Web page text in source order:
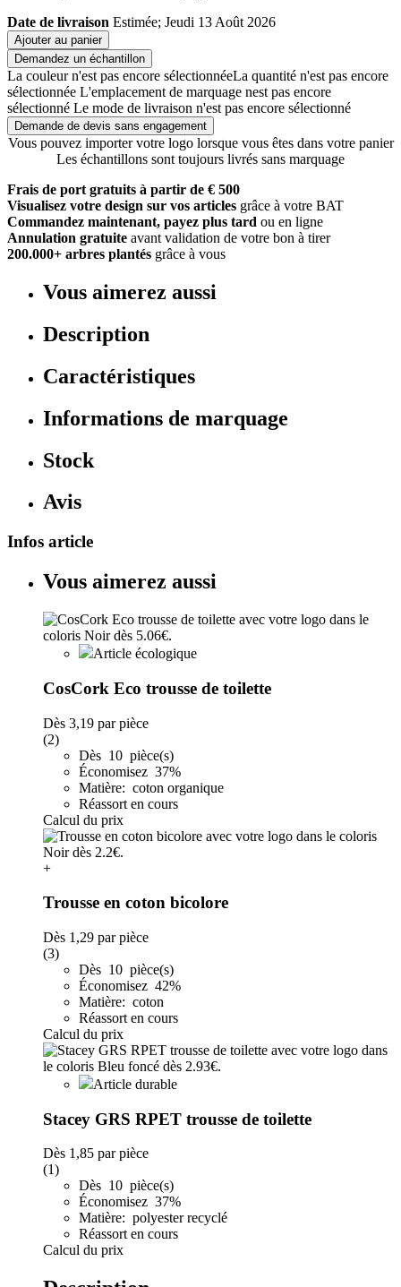
Date de livraison Estimée; Jeudi 13 Août 2026
Ajouter au panier
Demandez un échantillon
La couleur n'est pas encore sélectionnéeLa quantité n'est pas encore
sélectionnée L'emplacement de marquage nest pas encore
sélectionné Le mode de livraison n'est pas encore sélectionné
Demande de devis sans engagement
Vous pouvez importer votre logo lorsque vous êtes dans votre panier
Les échantillons sont toujours livrés sans marquage
Frais de port gratuits à partir de € 500
Visualisez votre design sur vos articles grâce à votre BAT
Commandez maintenant, payez plus tard ou en ligne
Annulation gratuite avant validation de votre bon à tirer
200.000+ arbres plantés grâce à vous
Vous aimerez aussi
Description
Caractéristiques
Informations de marquage
Stock
Avis
Infos article
Vous aimerez aussi
Article écologique
CosCork Eco trousse de toilette
Dès 3,19 par pièce
(2)
Dès 10 pièce(s)
Économisez 37%
Matière: coton organique
Réassort en cours
Calcul du prix
+
Trousse en coton bicolore
Dès 1,29 par pièce
(3)
Dès 10 pièce(s)
Économisez 42%
Matière: coton
Réassort en cours
Calcul du prix
Article durable
Stacey GRS RPET trousse de toilette
Dès 1,85 par pièce
(1)
Dès 10 pièce(s)
Économisez 37%
Matière: polyester recyclé
Réassort en cours
Calcul du prix